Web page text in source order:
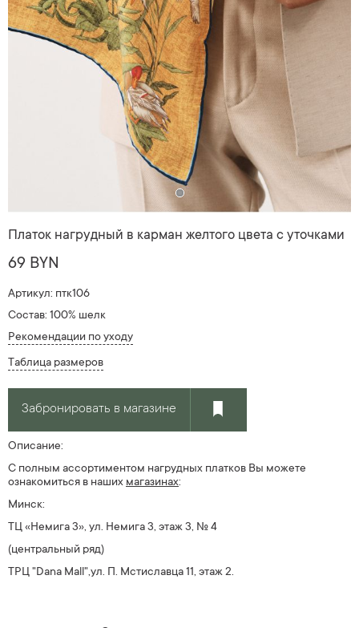
Платок нагрудный в карман желтого цвета с уточками
69 BYN
Артикул: птк106
Состав: 100% шелк
Рекомендации по уходу
Таблица размеров
Забронировать в магазине
Описание:
С полным ассортиментом нагрудных платков Вы можете
ознакомиться в наших магазинах:
Минск:
ТЦ «Немига 3», ул. Немига 3, этаж 3, № 4
(центральный ряд)
ТРЦ "Dana Mall",ул. П. Мстиславца 11, этаж 2.